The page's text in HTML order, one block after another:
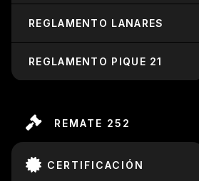
REGLAMENTO LANARES
REGLAMENTO PIQUE 21
REMATE 252
CERTIFICACIÓN